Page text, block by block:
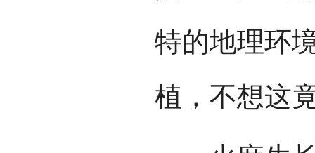
特的地理环
植，不想这